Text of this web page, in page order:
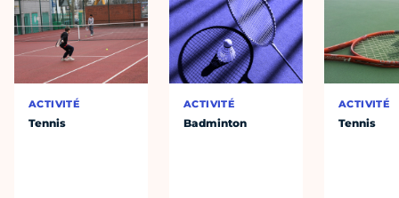
ACTIVITÉ
Tennis
ACTIVITÉ
Badminton
ACTIVITÉ
Tennis